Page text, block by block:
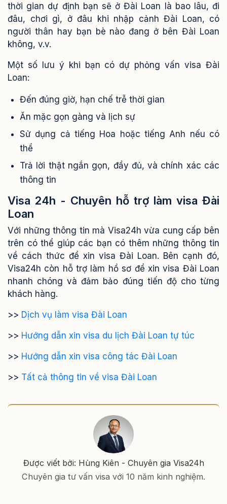
thời gian dự định bạn sẽ ở Đài Loan là bao lâu, đi
đâu, chơi gì, ở đâu khi nhập cảnh Đài Loan, có
người thân hay bạn bè nào đang ở bên Đài Loan
không, v.v.
Một số lưu ý khi bạn có dự phỏng vấn visa Đài
Loan:
Đến đúng giờ, hạn chế trễ thời gian
Ăn mặc gọn gàng và lịch sự
Sử dụng cả tiếng Hoa hoặc tiếng Anh nếu có
thể
Trả lời thật ngắn gọn, đầy đủ, và chính xác các
thông tin
Visa 24h - Chuyên hỗ trợ làm visa Đài
Loan
Với những thông tin mà Visa24h vừa cung cấp bên
trên có thể giúp các bạn có thêm những thông tin
về cách thức để xin visa Đài Loan. Bên cạnh đó,
Visa24h còn hỗ trợ làm hồ sơ để xin visa Đài Loan
nhanh chóng và đảm bảo đúng tiến độ cho từng
khách hàng.
>> Dịch vụ làm visa Đài Loan
>> Hướng dẫn xin visa du lịch Đài Loan tự túc
>> Hướng dẫn xin visa công tác Đài Loan
>> Tất cả thông tin về visa Đài Loan
Được viết bởi: Hùng Kiên - Chuyên gia Visa24h
Chuyên gia tư vấn visa với 10 năm kinh nghiệm.